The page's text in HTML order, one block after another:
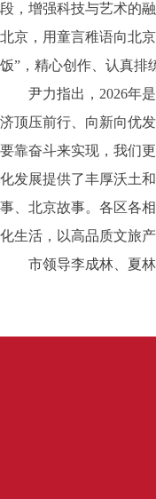
段，增强科技与艺术的
北京，用童言稚语向北
饭”，精心创作、认真排
尹力指出，2026年是
济顶压前行、向新向优
要靠奋斗来实现，我们
化发展提供了丰厚沃土
事、北京故事。各区各
化生活，以高品质文旅
市领导李成林、夏林